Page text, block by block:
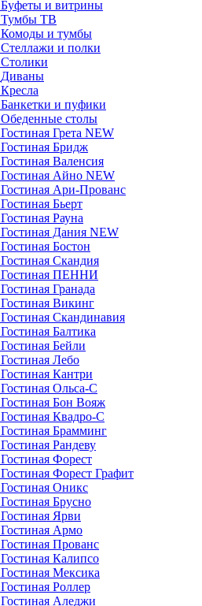
Буфеты и витрины
Тумбы ТВ
Комоды и тумбы
Стеллажи и полки
Столики
Диваны
Кресла
Банкетки и пуфики
Обеденные столы
Гостиная Грета NEW
Гостиная Бридж
Гостиная Валенсия
Гостиная Айно NEW
Гостиная Ари-Прованс
Гостиная Бьерт
Гостиная Рауна
Гостиная Дания NEW
Гостиная Бостон
Гостиная Скандия
Гостиная ПЕННИ
Гостиная Гранада
Гостиная Викинг
Гостиная Скандинавия
Гостиная Балтика
Гостиная Бейли
Гостиная Лебо
Гостиная Кантри
Гостиная Ольса-С
Гостиная Бон Вояж
Гостиная Квадро-С
Гостиная Брамминг
Гостиная Рандеву
Гостиная Форест
Гостиная Форест Графит
Гостиная Оникс
Гостиная Брусно
Гостиная Ярви
Гостиная Армо
Гостиная Прованс
Гостиная Калипсо
Гостиная Мексика
Гостиная Роллер
Гостиная Аледжи